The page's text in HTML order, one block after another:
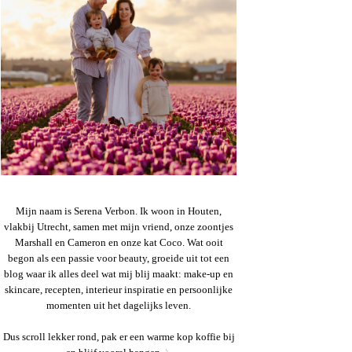
Mijn naam is Serena Verbon. Ik woon in Houten,
vlakbij Utrecht, samen met mijn vriend, onze zoontjes
Marshall en Cameron en onze kat Coco. Wat ooit
begon als een passie voor beauty, groeide uit tot een
blog waar ik alles deel wat mij blij maakt: make-up en
skincare, recepten, interieur inspiratie en persoonlijke
momenten uit het dagelijks leven.
Dus scroll lekker rond, pak er een warme kop koffie bij